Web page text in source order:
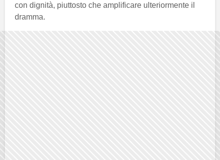
con dignità, piuttosto che amplificare ulteriormente il
dramma.